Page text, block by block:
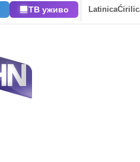
ТВ уживо Latinica